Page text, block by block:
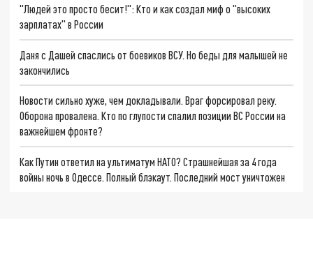
"Людей это просто бесит!": Кто и как создал миф о "высоких
зарплатах" в России
Даня с Дашей спаслись от боевиков ВСУ. Но беды для малышей не
закончились
Новости сильно хуже, чем докладывали. Враг форсировал реку.
Оборона провалена. Кто по глупости спалил позиции ВС России на
важнейшем фронте?
Как Путин ответил на ультиматум НАТО? Страшнейшая за 4 года
войны ночь в Одессе. Полный блэкаут. Последний мост уничтожен